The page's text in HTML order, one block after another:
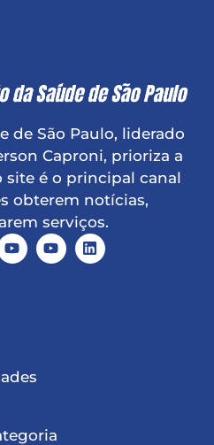
de São Paulo, liderado
Caproni, prioriza a
site é o principal canal
obterem notícias,
serviços.